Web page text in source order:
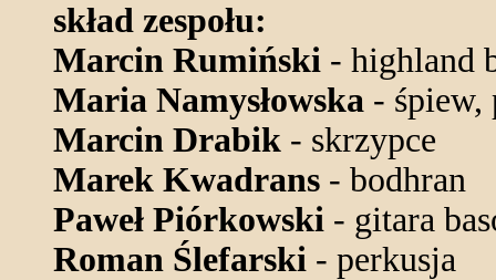
skład zespołu:
Marcin Rumiński - highland
Maria Namysłowska - śpiew,
Marcin Drabik - skrzypce
Marek Kwadrans - bodhran
Paweł Piórkowski - gitara
Roman Ślefarski - perkusja